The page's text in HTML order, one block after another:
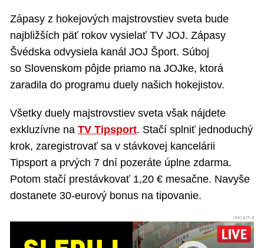
Zápasy z hokejových majstrovstiev sveta bude
najbližších päť rokov vysielať TV JOJ. Zápasy
Švédska odvysiela kanál JOJ Šport. Súboj
so Slovenskom pôjde priamo na JOJke, ktorá
zaradila do programu duely našich hokejistov.
Všetky duely majstrovstiev sveta však nájdete
exkluzívne na TV Tipsport. Stačí splniť jednoduchý
krok, zaregistrovať sa v stávkovej kancelárii
Tipsport a prvých 7 dní pozeráte úplne zdarma.
Potom stačí prestávkovať 1,20 € mesačne. Navyše
dostanete 30-eurový bonus na tipovanie.